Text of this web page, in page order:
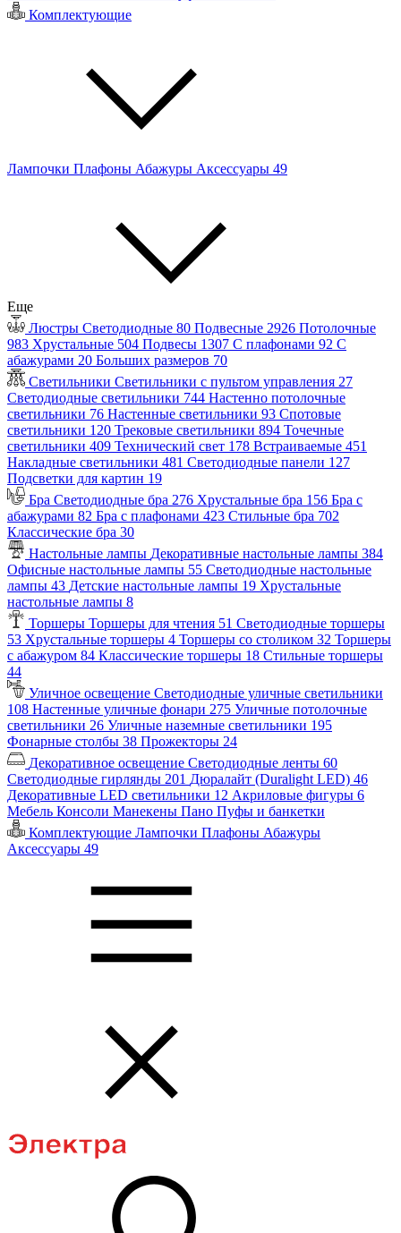
Комплектующие
Лампочки Плафоны Абажуры Аксессуары 49
Еще
Люстры Светодиодные 80 Подвесные 2926 Потолочные
983 Хрустальные 504 Подвесы 1307 С плафонами 92 С
абажурами 20 Больших размеров 70
Светильники Светильники с пультом управления 27
Светодиодные светильники 744 Настенно потолочные
светильники 76 Настенные светильники 93 Спотовые
светильники 120 Трековые светильники 894 Точечные
светильники 409 Технический свет 178 Встраиваемые 451
Накладные светильники 481 Светодиодные панели 127
Подсветки для картин 19
Бра Светодиодные бра 276 Хрустальные бра 156 Бра с
абажурами 82 Бра с плафонами 423 Стильные бра 702
Классические бра 30
Настольные лампы Декоративные настольные лампы 384
Офисные настольные лампы 55 Светодиодные настольные
лампы 43 Детские настольные лампы 19 Хрустальные
настольные лампы 8
Торшеры Торшеры для чтения 51 Светодиодные торшеры
53 Хрустальные торшеры 4 Торшеры со столиком 32 Торшеры
с абажуром 84 Классические торшеры 18 Стильные торшеры
44
Уличное освещение Светодиодные уличные светильники
108 Настенные уличные фонари 275 Уличные потолочные
светильники 26 Уличные наземные светильники 195
Фонарные столбы 38 Прожекторы 24
Декоративное освещение Светодиодные ленты 60
Светодиодные гирлянды 201 Дюралайт (Duralight LED) 46
Декоративные LED светильники 12 Акриловые фигуры 6
Мебель Консоли Манекены Пано Пуфы и банкетки
Комплектующие Лампочки Плафоны Абажуры
Аксессуары 49